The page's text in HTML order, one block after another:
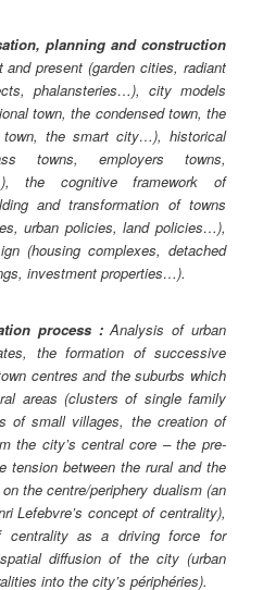
planning and construction
and present (garden cities, radiant
phalansteries…), city models
town, the condensed town, the
town, the smart city…), historical
towns, employers towns,
the cognitive framework of
and transformation of towns
urban policies, land policies…),
(housing complexes, detached
investment properties…).
process :Analysis of urban
the formation of successive
centres and the suburbs which
areas (clusters of single family
of small villages, the creation of
the city’s central core – the pre-
tension between the rural and the
the centre/periphery dualism (an
Lefebvre’s concept of centrality),
centrality as a driving force for
diffusion of the city (urban
into the city’s périphéries).